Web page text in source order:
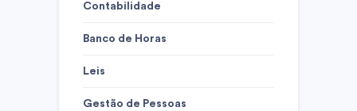
Contabilidade
Banco de Horas
Leis
Gestão de Pessoas